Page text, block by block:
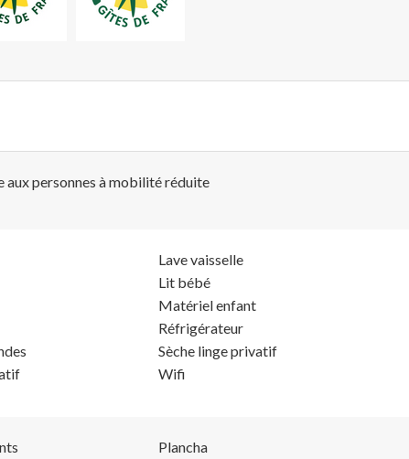
aux personnes à mobilité réduite
Lave vaisselle
Lit bébé
Matériel enfant
Réfrigérateur
Sèche linge privatif
Wifi
Plancha